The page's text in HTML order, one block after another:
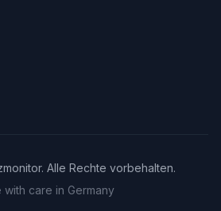
Alle Rechte vorbehalten.
with care in Germany